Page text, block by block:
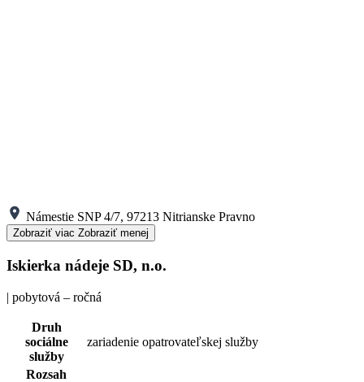
Námestie SNP 4/7, 97213 Nitrianske Pravno
Zobraziť viac Zobraziť menej
Iskierka nádeje SD, n.o.
| pobytová – ročná
Druh
sociálne
služby
zariadenie opatrovateľskej služby
Rozsah